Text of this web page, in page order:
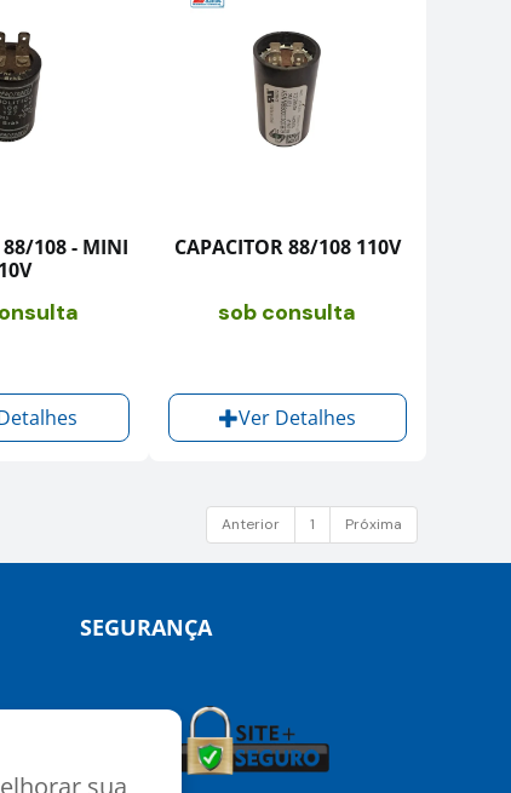
88/108 - MINI
CAPACITOR 88/108 110V
sob consulta
Ver Detalhes
Anterior 1 Próxima
SEGURANÇA
sua